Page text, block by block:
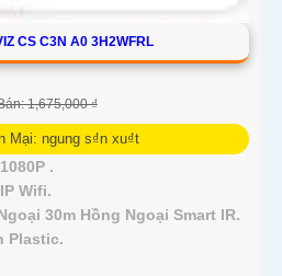
CS C3N A0 3H2WFRL
1,675,000 ₫
Mại: ngung s₫n xu₫t
.
IP Wifi.
30m Hồng Ngoại Smart IR.
Plastic.